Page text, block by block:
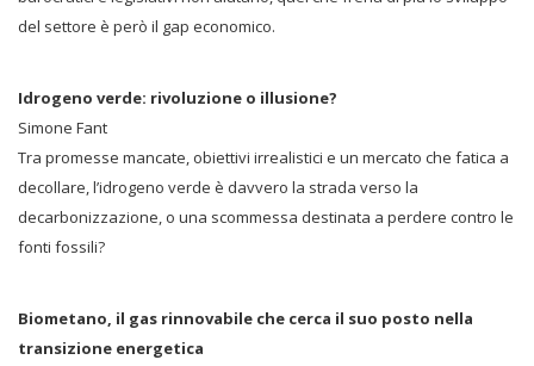
del settore è però il gap economico.
Idrogeno verde: rivoluzione o illusione?
Simone Fant
Tra promesse mancate, obiettivi irrealistici e un mercato che fatica a
decollare, l’idrogeno verde è davvero la strada verso la
decarbonizzazione, o una scommessa destinata a perdere contro le
fonti fossili?
Biometano, il gas rinnovabile che cerca il suo posto nella
transizione energetica